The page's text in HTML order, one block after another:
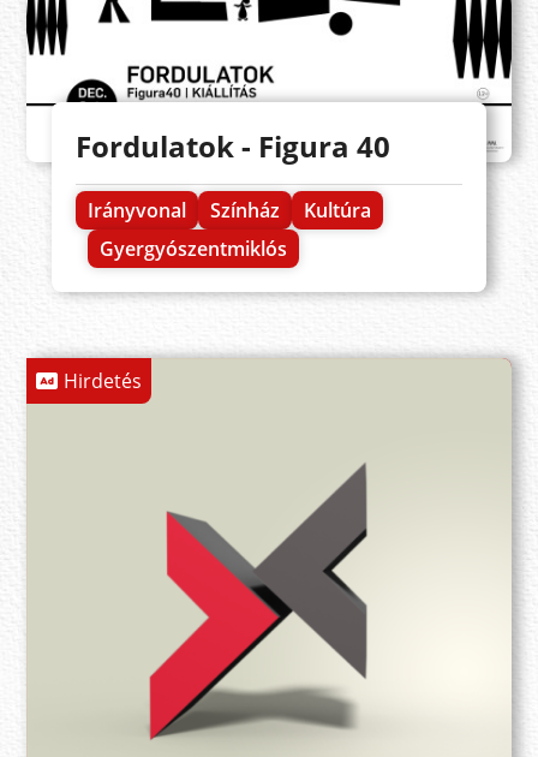
Fordulatok - Figura 40
Irányvonal Színház
Kultúra
Gyergyószentmiklós
Hirdetés